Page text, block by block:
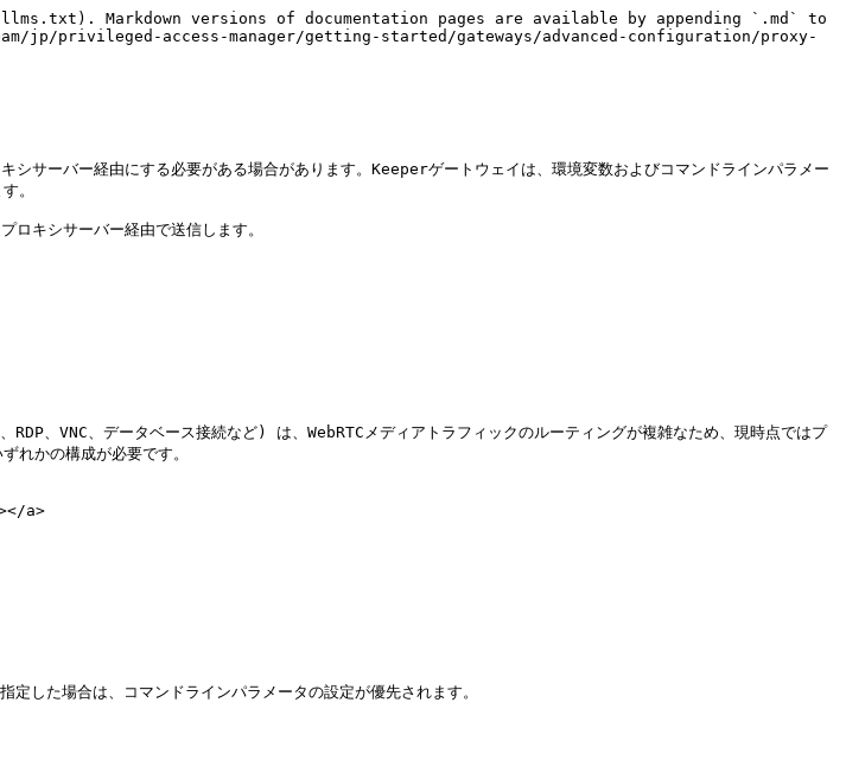
Markdown versions of documentation pages are available by appending `.md` to
jp/privileged-access-manager/getting-started/gateways/advanced-configuration/proxy-
サーバー経由にする必要がある場合があります。Keeperゲートウェイは、環境変数およびコマンドラインパラメー
。
ロキシサーバー経由で送信します。
、VNC、データベース接続など) は、WebRTCメディアトラフィックのルーティングが複雑なため、現時点ではプ
れかの構成が必要です。
a>
した場合は、コマンドラインパラメータの設定が優先されます。